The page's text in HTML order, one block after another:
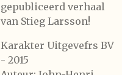
gepubliceerd verhaal
van Stieg Larsson!
Karakter Uitgevefrs BV
- 2015